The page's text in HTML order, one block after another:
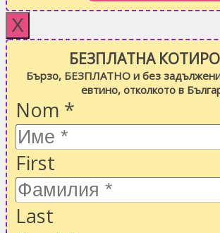
X
БЕЗПЛАТНА
Бързо, БЕЗПЛАТНО и без
евтино, отколкото в
Nom *
First
Last